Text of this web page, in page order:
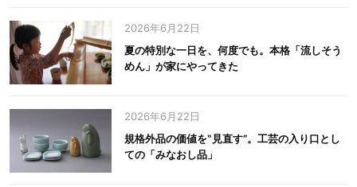
2026年6月22日
夏の特別な一日を、何度でも。本格「流しそう
めん」が家にやってきた
2026年6月22日
規格外品の価値を‟見直す”。工芸の入り口とし
ての「みなおし品」